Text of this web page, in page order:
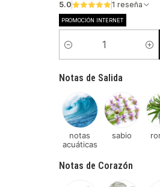
5.0
1 reseña
PROMOCIÓN INTERNET
Cantidad
Notas de Salida
notas
acuáticas
sabio
Notas de Corazón